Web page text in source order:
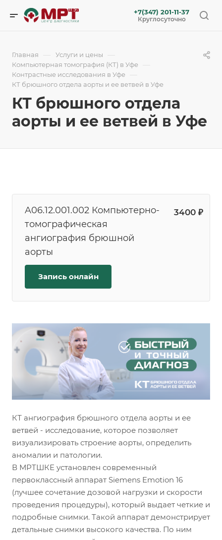
+7(347) 201-11-37
Круглосуточно
Главная — Услуги и цены —
Компьютерная томография (КТ) в Уфе —
Контрастные исследования в Уфе —
КТ брюшного отдела аорты и ее ветвей в Уфе
КТ брюшного отдела
аорты и ее ветвей в Уфе
A06.12.001.002 Компьютерно-
томографическая
ангиография брюшной
аорты
3400 ₽
Запись онлайн
КТ ангиография брюшного отдела аорты и ее
ветвей - исследование, которое позволяет
визуализировать строение аорты, определить
аномалии и патологии.
В МРТШКЕ установлен современный
первоклассный аппарат Siemens Emotion 16
(лучшее сочетание дозовой нагрузки и скорости
проведения процедуры), который выдает четкие и
подробные снимки. Такой аппарат демонстрирует
детальные снимки высокого качества. По ним